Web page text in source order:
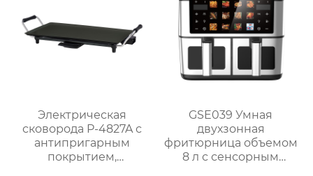
Электрическая
сковорода P-4827A с
антипригарным
покрытием,
GSE039 Умная
двухзонная
фритюрница объемом
8 л с сенсорным